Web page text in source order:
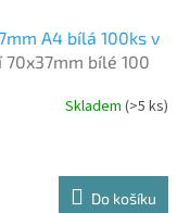
A4 bílá 100ks v
bílé 100
Skladem (>5 ks)
Do košíku